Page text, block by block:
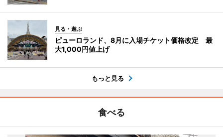
見る・遊ぶ
ピューロランド、8月に入場チケット価格改定 最
大1,000円値上げ
もっと見る
食べる